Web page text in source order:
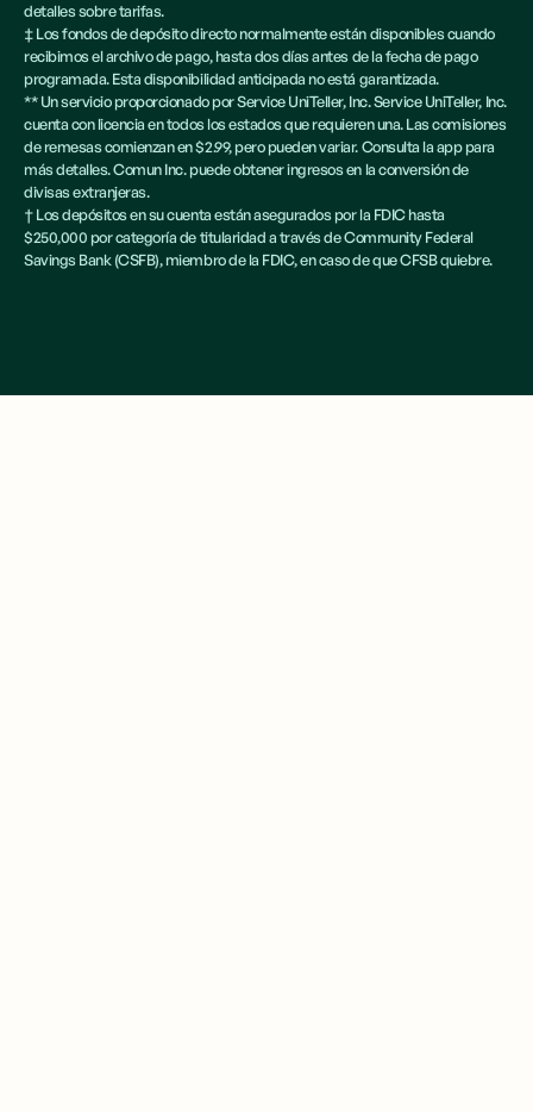
detalles sobre tarifas.
‡ Los fondos de depósito directo normalmente están disponibles cuando
recibimos el archivo de pago, hasta dos días antes de la fecha de pago
programada. Esta disponibilidad anticipada no está garantizada.
** Un servicio proporcionado por Service UniTeller, Inc. Service UniTeller, Inc.
cuenta con licencia en todos los estados que requieren una. Las comisiones
de remesas comienzan en $2.99, pero pueden variar. Consulta la app para
más detalles. Comun Inc. puede obtener ingresos en la conversión de
divisas extranjeras.
† Los depósitos en su cuenta están asegurados por la FDIC hasta
$250,000 por categoría de titularidad a través de Community Federal
Savings Bank (CSFB), miembro de la FDIC, en caso de que CFSB quiebre.